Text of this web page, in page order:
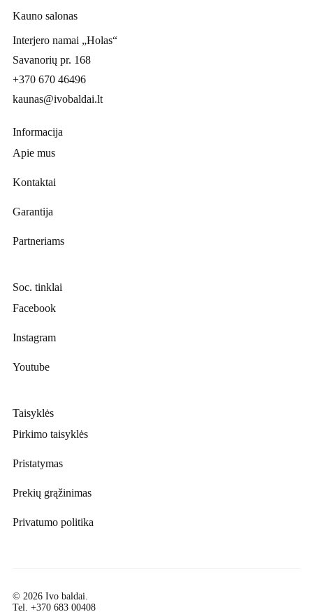
Kauno salonas
Interjero namai „Holas“
Savanorių pr. 168
+370 670 46496
kaunas@ivobaldai.lt
Informacija
Apie mus
Kontaktai
Garantija
Partneriams
Soc. tinklai
Facebook
Instagram
Youtube
Taisyklės
Pirkimo taisyklės
Pristatymas
Prekių grąžinimas
Privatumo politika
© 2026 Ivo baldai.
Tel. +370 683 00408